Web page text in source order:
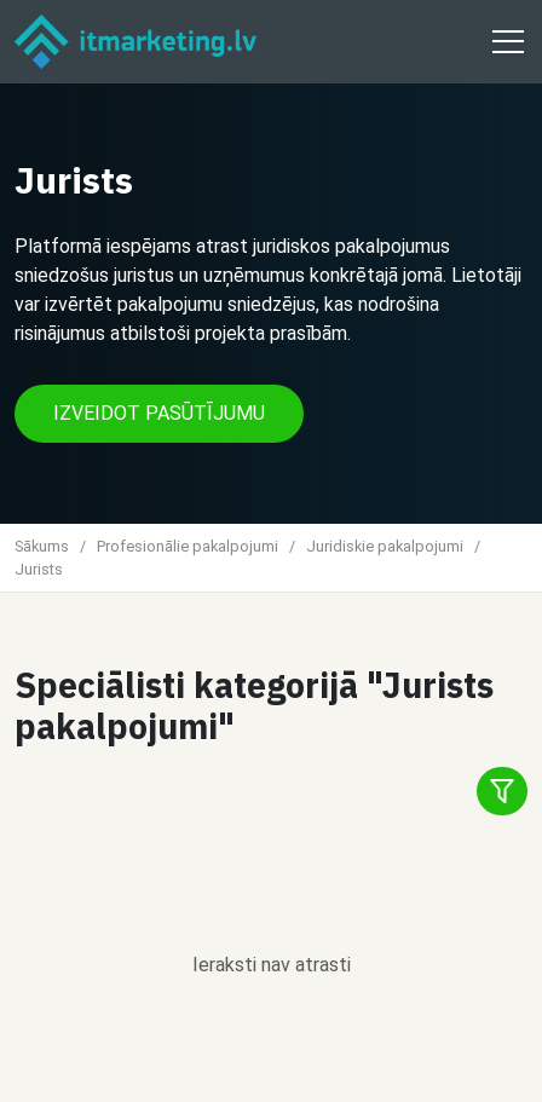
Jurists
Platformā iespējams atrast juridiskos pakalpojumus
sniedzošus juristus un uzņēmumus konkrētajā jomā. Lietotāji
var izvērtēt pakalpojumu sniedzējus, kas nodrošina
risinājumus atbilstoši projekta prasībām.
IZVEIDOT PASŪTĪJUMU
Sākums / Profesionālie pakalpojumi / Juridiskie pakalpojumi
/
Jurists
Speciālisti kategorijā "Jurists
pakalpojumi"
Ieraksti nav atrasti